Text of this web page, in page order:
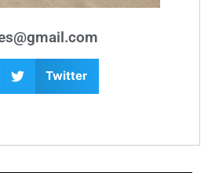
Twitter